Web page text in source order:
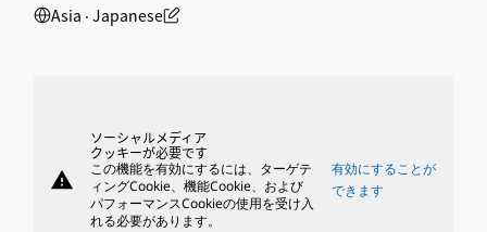
Asia ‧ Japanese
warning
ソーシャルメディア
クッキーが必要です
この機能を有効にするには、ターゲテ
ィングCookie、機能Cookie、および
パフォーマンスCookieの使用を受け入
れる必要があります。
有効にすることが
できます